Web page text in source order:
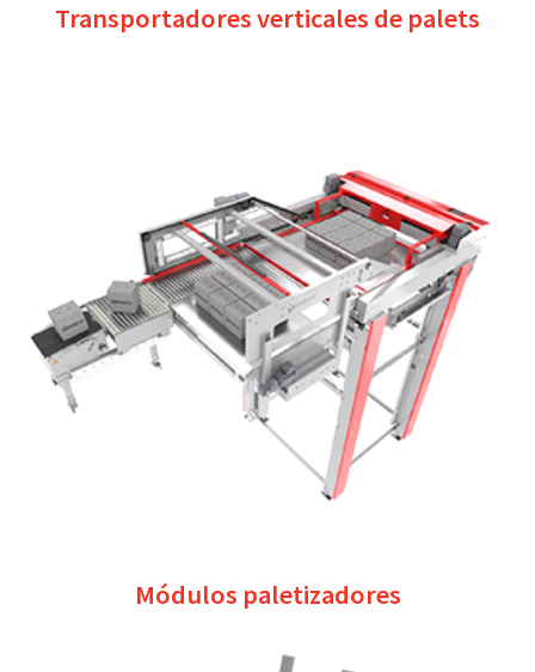
Transportadores verticales de palets
Módulos paletizadores